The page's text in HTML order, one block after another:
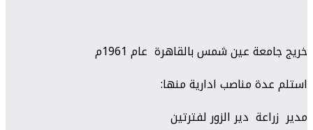
خريج جامعة عين شمس بالقاهرة عام 1961م
استلم عدة مناصب ادارية منها:
مدير زراعة دير الزور لفترتين